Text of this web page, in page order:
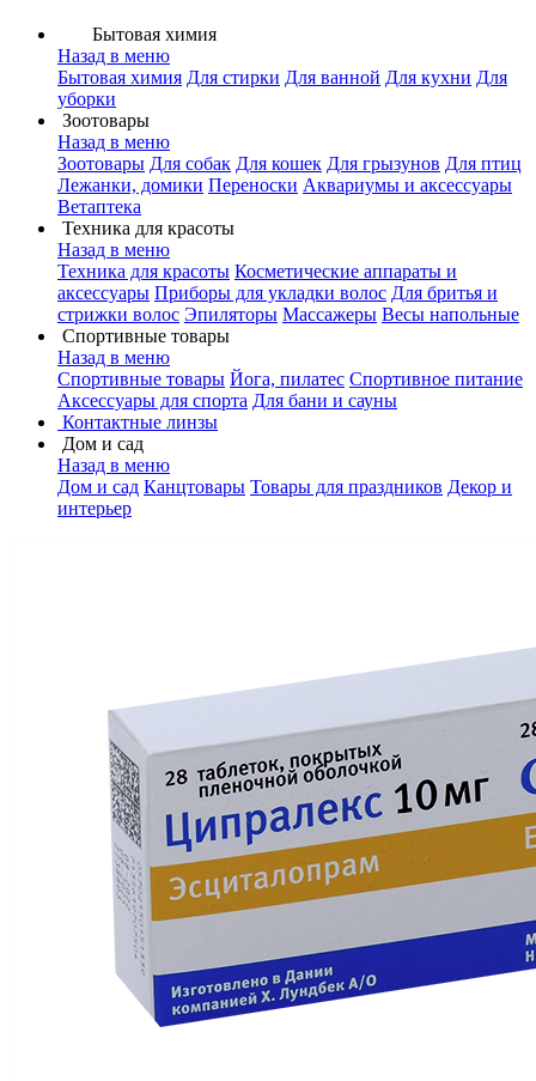
Бытовая химия
Назад в меню
Бытовая химия Для стирки Для ванной Для кухни Для
уборки
Зоотовары
Назад в меню
Зоотовары Для собак Для кошек Для грызунов Для птиц
Лежанки, домики Переноски Аквариумы и аксессуары
Ветаптека
Техника для красоты
Назад в меню
Техника для красоты Косметические аппараты и
аксессуары Приборы для укладки волос Для бритья и
стрижки волос Эпиляторы Массажеры Весы напольные
Спортивные товары
Назад в меню
Спортивные товары Йога, пилатес Спортивное питание
Аксессуары для спорта Для бани и сауны
Контактные линзы
Дом и сад
Назад в меню
Дом и сад Канцтовары Товары для праздников Декор и
интерьер